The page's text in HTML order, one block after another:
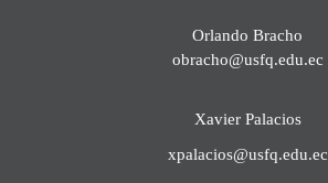
Orlando Bracho
obracho@usfq.edu.ec
Xavier Palacios
xpalacios@usfq.edu.ec